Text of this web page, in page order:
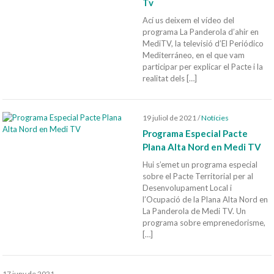
Tv
Ací us deixem el vídeo del
programa La Panderola d’ahir en
MediTV, la televisió d’El Periódico
Mediterráneo, en el que vam
participar per explicar el Pacte i la
realitat dels […]
19 juliol de 2021/Notícies
Programa Especial Pacte
Plana Alta Nord en Medi TV
Hui s’emet un programa especial
sobre el Pacte Territorial per al
Desenvolupament Local i
l’Ocupació de la Plana Alta Nord en
La Panderola de Medi TV. Un
programa sobre emprenedorisme,
[…]